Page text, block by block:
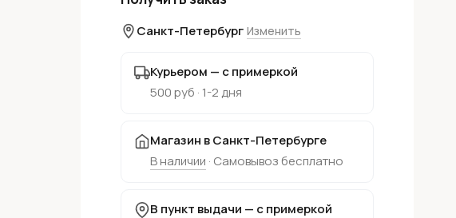
Санкт-Петербург Изменить
Курьером — с примеркой
500 руб · 1-2 дня
Магазин в Санкт-Петербурге
В наличии · Самовывоз бесплатно
В пункт выдачи — с примеркой